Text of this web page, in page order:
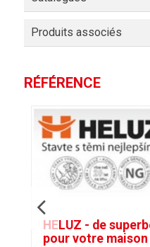
Produits associés
RÉFÉRENCE
HELUZ - de
pour votre maison